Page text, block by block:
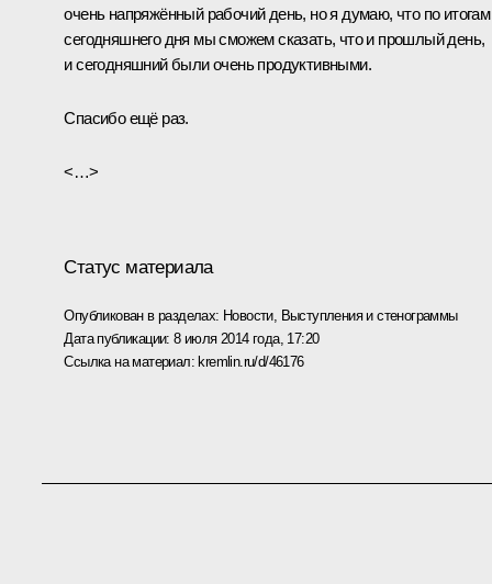
очень напряжённый рабочий день, но я думаю, что по итогам
сегодняшнего дня мы сможем сказать, что и прошлый день,
и сегодняшний были очень продуктивными.
Спасибо ещё раз.
<…>
Статус материала
Опубликован в разделах: Новости, Выступления и стенограммы
Дата публикации:8 июля 2014 года, 17:20
Ссылка на материал: kremlin.ru/d/46176